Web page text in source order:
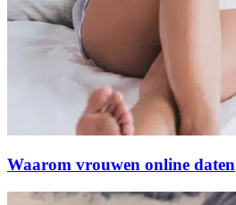
Waarom vrouwen online daten